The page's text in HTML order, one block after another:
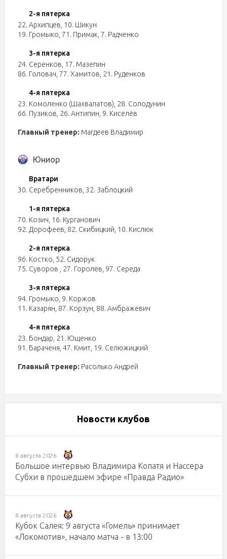
2-я пятерка
22. Архипцев 10. Шикун
19. Громыко 71. Примак 7. Радченко
3-я пятерка
24. Серенков 17. Мазепин
86. Головач 77. Хамитов 21. Руденков
4-я пятерка
23. Комоленко (Шахвалатов) 28. Солодунин
66. Пузиков 26. Антипин 9. Киселёв
Главный тренер: Магдеев Владимир
Юниор
Вратари
30. Серебренников 32. Заблоцкий
1-я пятерка
70. Козич 16. Курганович
92. Дорофеев 82. Скибицкий 10. Кислюк
2-я пятерка
96. Костко 52. Сидорук
75. Суворов
27. Горолёв 97. Середа
3-я пятерка
94. Громыко 9. Коржов
11. Казарян 87. Корзун 88. Амбражевич
4-я пятерка
23. Бондар 21. Ющенко
91. Бараченя 47. Кмит 19. Селюжицкий
Главный тренер: Расолько Андрей
Новости клубов
8 августа 2026
Большое интервью Владимира Копатя и Нассера
Субхи в прошедшем эфире «Правда Радио»
8 августа 2026
Кубок Салея: 9 августа «Гомель» принимает
«Локомотив», начало матча - в 13:00